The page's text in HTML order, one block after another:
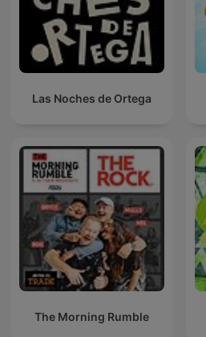
Las Noches de Ortega
The Morning Rumble